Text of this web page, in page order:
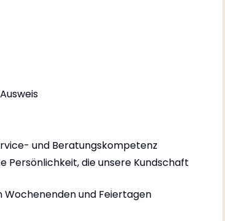
und Beratungskompetenz
die unsere Kundschaft
und Feiertagen